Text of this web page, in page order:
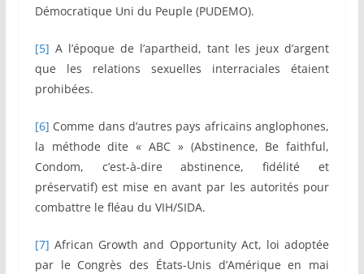
Démocratique Uni du Peuple (PUDEMO).
[5] A l’époque de l’apartheid, tant les jeux d’argent
que les relations sexuelles interraciales étaient
prohibées.
[6] Comme dans d’autres pays africains anglophones,
la méthode dite « ABC » (Abstinence, Be faithful,
Condom, c’est-à-dire abstinence, fidélité et
préservatif) est mise en avant par les autorités pour
combattre le fléau du VIH/SIDA.
[7] African Growth and Opportunity Act, loi adoptée
par le Congrès des États-Unis d’Amérique en mai